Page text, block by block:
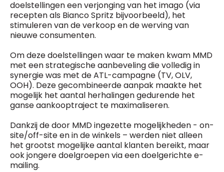
doelstellingen een verjonging van het imago (via
recepten als Bianco Spritz bijvoorbeeld), het
stimuleren van de verkoop en de werving van
nieuwe consumenten.
Om deze doelstellingen waar te maken kwam MMD
met een strategische aanbeveling die volledig in
synergie was met de ATL-campagne (TV, OLV,
OOH). Deze gecombineerde aanpak maakte het
mogelijk het aantal herhalingen gedurende het
ganse aankooptraject te maximaliseren.
Dankzij de door MMD ingezette mogelijkheden - on-
site/off-site en in de winkels – werden niet alleen
het grootst mogelijke aantal klanten bereikt, maar
ook jongere doelgroepen via een doelgerichte e-
mailing.